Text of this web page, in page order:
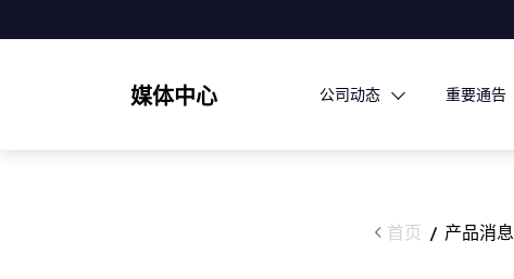
媒体中心 公司动态 重要通告
首页 / 产品消息